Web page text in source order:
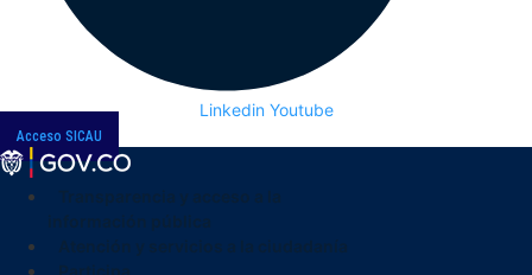
Linkedin Youtube
Acceso SICAU